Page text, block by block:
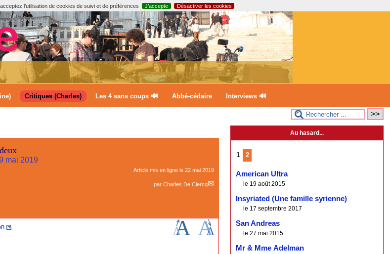
l’utilisation de cookies de suivi et de préférences J’accepte Désactiver les cookies
Critiques (Charles) Les 4 sans coups 🔊 Abbé-cédaire Interviews 🔊
mai 2019
Article mis en ligne le 22 mai 2019
par Charles De Clercq
Au hasard...
1 2
American Ultra
le 19 août 2015
Insyriated (Une famille syrienne)
le 17 septembre 2017
San Andreas
le 27 mai 2015
Mr & Mme Adelman